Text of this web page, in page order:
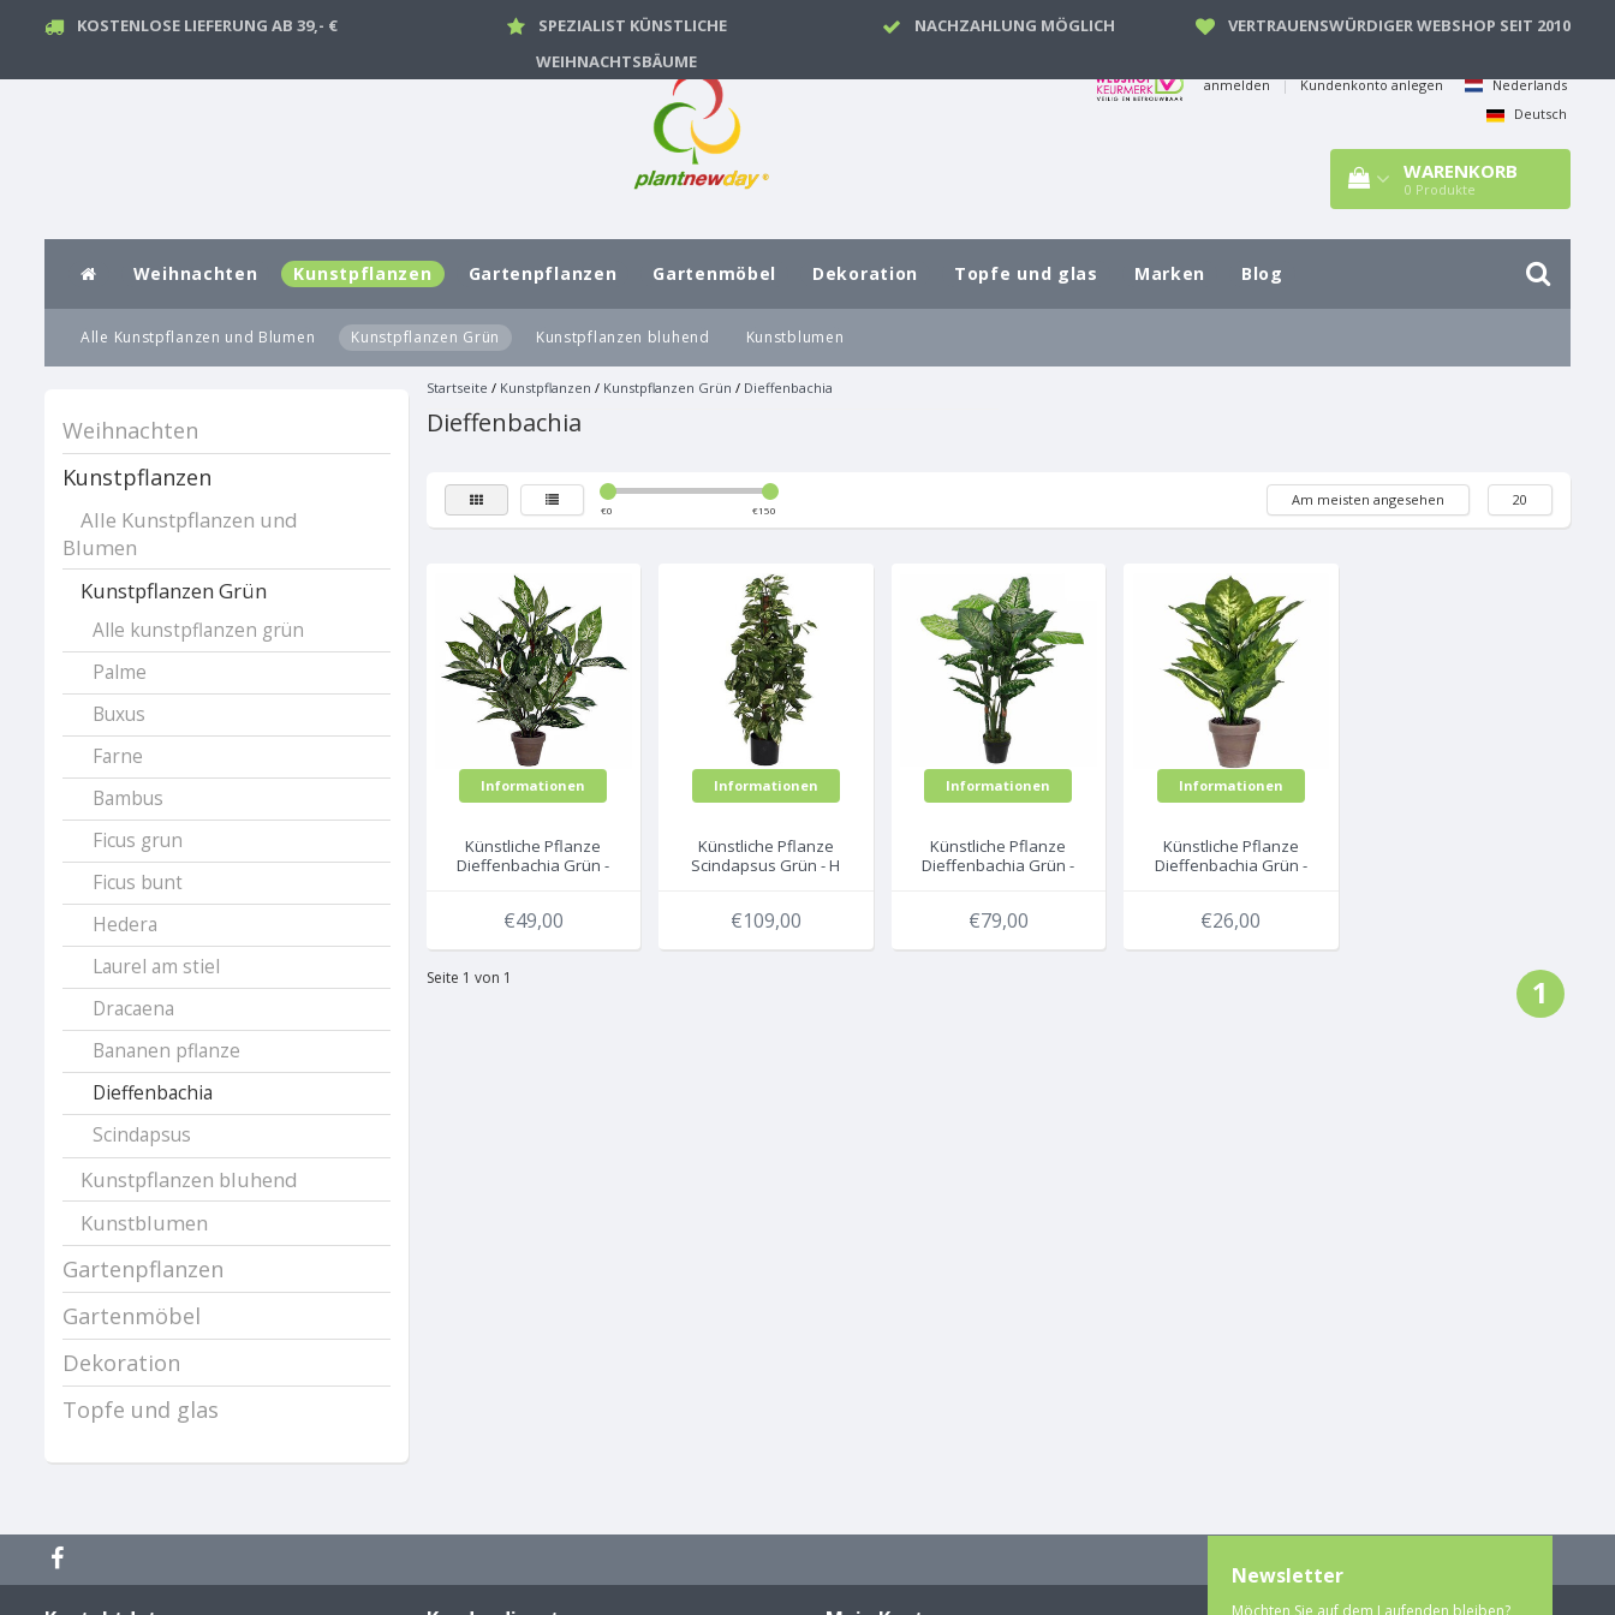
KOSTENLOSE LIEFERUNG AB 39,- €
SPEZIALIST KÜNSTLICHE
WEIHNACHTSBÄUME
NACHZAHLUNG MÖGLICH VERTRAUENSWÜRDIGER WEBSHOP SEIT 2010
anmelden | Kundenkonto anlegen
Nederlands
Deutsch
WARENKORB
0 Produkte
Weihnachten Kunstpflanzen
Alle Kunstpflanzen und Blumen Kunstpflanzen Grün Kunstpflanzen bluhend Kunstblumen
Gartenpflanzen Gartenmöbel Dekoration Topfe und glas Marken Blog
Weihnachten
Kunstpflanzen
Alle Kunstpflanzen und
Blumen
Kunstpflanzen Grün
Alle kunstpflanzen grün
Palme
Buxus
Farne
Bambus
Ficus grun
Ficus bunt
Hedera
Laurel am stiel
Dracaena
Bananen pflanze
Dieffenbachia
Scindapsus
Kunstpflanzen bluhend
Kunstblumen
Gartenpflanzen
Gartenmöbel
Dekoration
Topfe und glas
Startseite / Kunstpflanzen / Kunstpflanzen Grün / Dieffenbachia
Dieffenbachia
€0 €150
Am meisten angesehen 20
Informationen
Künstliche Pflanze
Dieffenbachia Grün -
€49,00
Informationen
Künstliche Pflanze
Scindapsus Grün - H
€109,00
Informationen
Künstliche Pflanze
Dieffenbachia Grün -
Decorations
€79,00
Informationen
Künstliche Pflanze
Dieffenbachia Grün -
€26,00
Seite 1 von 1 1
Newsletter